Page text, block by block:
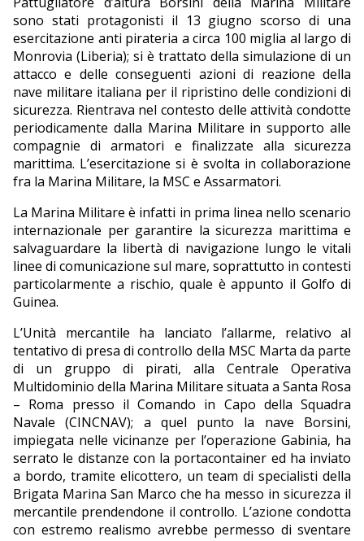
sono stati protagonisti il 13 giugno scorso di una
esercitazione anti pirateria a circa 100 miglia al largo di
Monrovia (Liberia); si è trattato della simulazione di un
attacco e delle conseguenti azioni di reazione della
nave militare italiana per il ripristino delle condizioni di
sicurezza. Rientrava nel contesto delle attività condotte
periodicamente dalla Marina Militare in supporto alle
compagnie di armatori e finalizzate alla sicurezza
marittima. L’esercitazione si è svolta in collaborazione
fra la Marina Militare, la MSC e Assarmatori.
La Marina Militare è infatti in prima linea nello scenario
internazionale per garantire la sicurezza marittima e
salvaguardare la libertà di navigazione lungo le vitali
linee di comunicazione sul mare, soprattutto in contesti
particolarmente a rischio, quale è appunto il Golfo di
Guinea.
L’Unità mercantile ha lanciato l’allarme, relativo al
tentativo di presa di controllo della MSC Marta da parte
di un gruppo di pirati, alla Centrale Operativa
Multidominio della Marina Militare situata a Santa Rosa
– Roma presso il Comando in Capo della Squadra
Navale (CINCNAV); a quel punto la nave Borsini,
impiegata nelle vicinanze per l’operazione Gabinia, ha
serrato le distanze con la portacontainer ed ha inviato
a bordo, tramite elicottero, un team di specialisti della
Brigata Marina San Marco che ha messo in sicurezza il
mercantile prendendone il controllo. L’azione condotta
con estremo realismo avrebbe permesso di sventare